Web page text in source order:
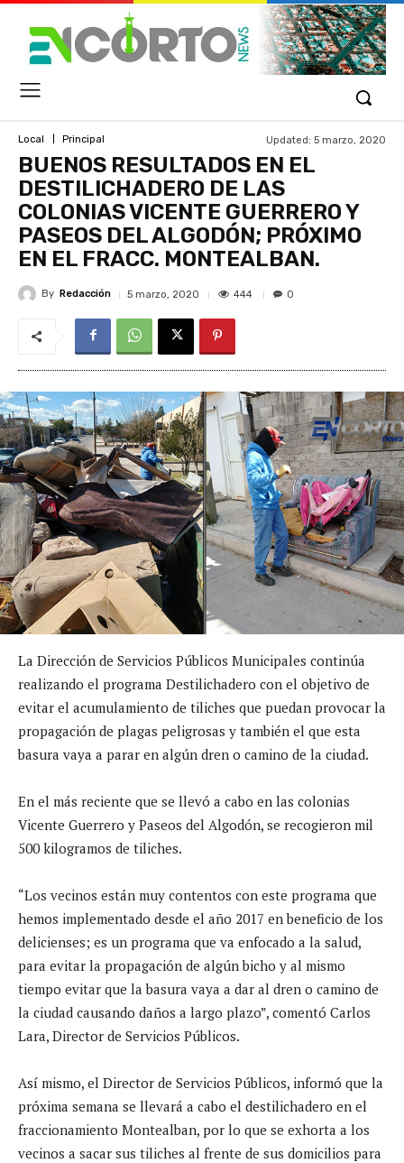
Local Principal Updated: 5 marzo, 2020
BUENOS RESULTADOS EN EL
DESTILICHADERO DE LAS
COLONIAS VICENTE GUERRERO Y
PASEOS DEL ALGODÓN; PRÓXIMO
EN EL FRACC. MONTEALBAN.
By Redacción 5 marzo, 2020 444 0
La Dirección de Servicios Públicos Municipales continúa
realizando el programa Destilichadero con el objetivo de
evitar el acumulamiento de tiliches que puedan provocar la
propagación de plagas peligrosas y también el que esta
basura vaya a parar en algún dren o camino de la ciudad.
En el más reciente que se llevó a cabo en las colonias
Vicente Guerrero y Paseos del Algodón, se recogieron mil
500 kilogramos de tiliches.
“Los vecinos están muy contentos con este programa que
hemos implementado desde el año 2017 en beneficio de los
delicienses; es un programa que va enfocado a la salud,
para evitar la propagación de algún bicho y al mismo
tiempo evitar que la basura vaya a dar al dren o camino de
la ciudad causando daños a largo plazo”, comentó Carlos
Lara, Director de Servicios Públicos.
Así mismo, el Director de Servicios Públicos, informó que la
próxima semana se llevará a cabo el destilichadero en el
fraccionamiento Montealban, por lo que se exhorta a los
vecinos a sacar sus tiliches al frente de sus domicilios para